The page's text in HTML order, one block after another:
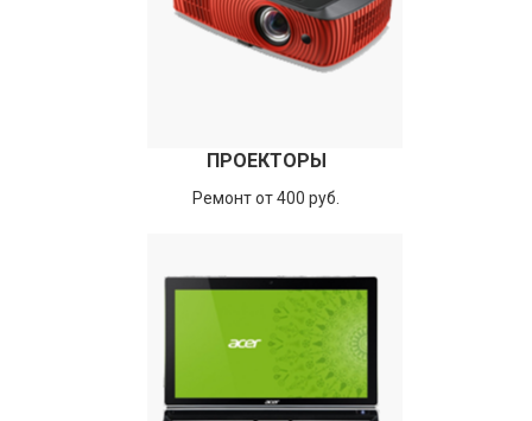
ПРОЕКТОРЫ
Ремонт от 400 руб.